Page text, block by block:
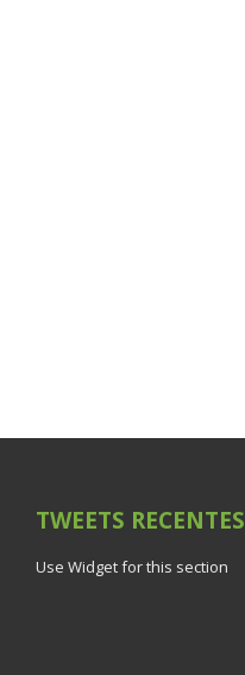
TWEETS RECENTES
Use Widget for this section